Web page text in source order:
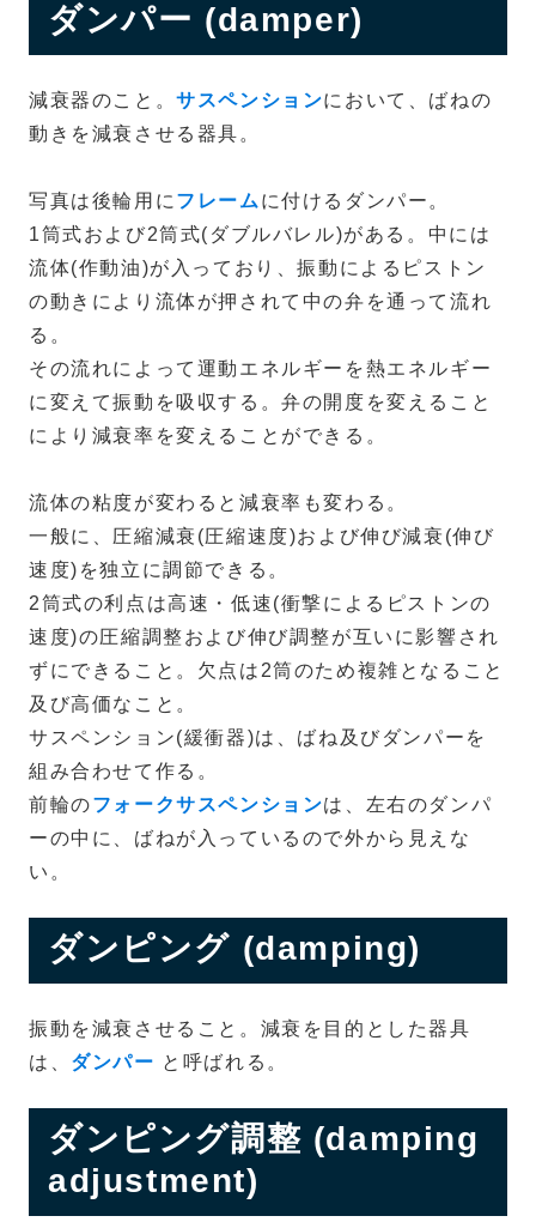
ダンパー (damper)
減衰器のこと。サスペンションにおいて、ばねの
動きを減衰させる器具。
写真は後輪用に フレーム に付けるダンパー。
1筒式および2筒式(ダブルバレル)がある。中には
流体(作動油)が入っており、振動によるピストン
の動きにより流体が押されて中の弁を通って流れ
る。
その流れによって運動エネルギーを熱エネルギー
に変えて振動を吸収する。弁の開度を変えること
により減衰率を変えることができる。
流体の粘度が変わると減衰率も変わる。
一般に、圧縮減衰(圧縮速度)および伸び減衰(伸び
速度)を独立に調節できる。
2筒式の利点は高速・低速(衝撃によるピストンの
速度)の圧縮調整および伸び調整が互いに影響され
ずにできること。欠点は2筒のため複雑となること
及び高価なこと。
サスペンション(緩衝器)は、ばね及びダンパーを
組み合わせて作る。
前輪のフォークサスペンションは、左右のダンパ
ーの中に、ばねが入っているので外から見えな
い。
ダンピング (damping)
振動を減衰させること。減衰を目的とした器具
は、 ダンパー と呼ばれる。
ダンピング調整 (damping
adjustment)